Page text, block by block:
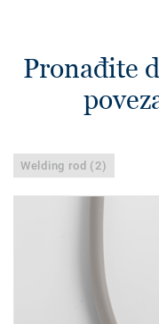
Pronađite
Welding rod (2)